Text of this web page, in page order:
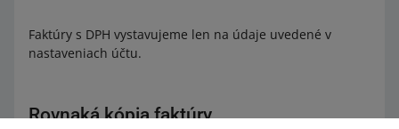
Faktúry s DPH vystavujeme len na údaje uvedené v
nastaveniach účtu.
Rovnaká kópia faktúry